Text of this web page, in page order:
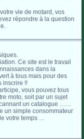
vie de motard, vos
répondre à la question
Ce site est le travail
dans la
à tous mais pour des
inscrire !!
vous pouvez tous
moto, soit par un sujet
un catalogue ……
un simple consommateur
votre temps …